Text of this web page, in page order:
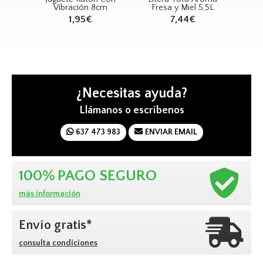
Vibración 8cm
1,95€
Fresa y Miel 5,5L
7,44€
¿Necesitas ayuda?
Llámanos o escríbenos
637 473 983 ENVIAR EMAIL
100% PAGO SEGURO
más información
Envío gratis*
consulta condiciones